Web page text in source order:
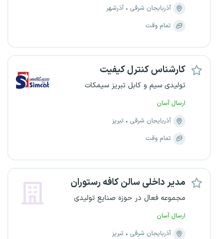
آذربایجان شرقی
آذرشهر
تمام وقت
کارشناس کنترل کیفیت
تولیدی سیم و کابل تبریز سیمکات
ارسال آسان
آذربایجان شرقی
تبریز
تمام وقت
مدیر داخلی سالن کافه رستوران
مجموعه فعال در حوزه صنایع تولیدی
ارسال آسان
آذربایجان شرقی
تبریز